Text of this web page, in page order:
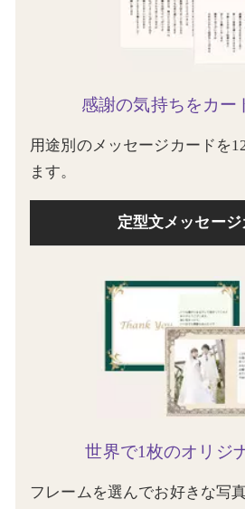
感謝の気持ちをカー
用途別のメッセージカードを
ます。
定型文メッセージ
世界で1枚のオリジ
フレームを選んでお好きな写